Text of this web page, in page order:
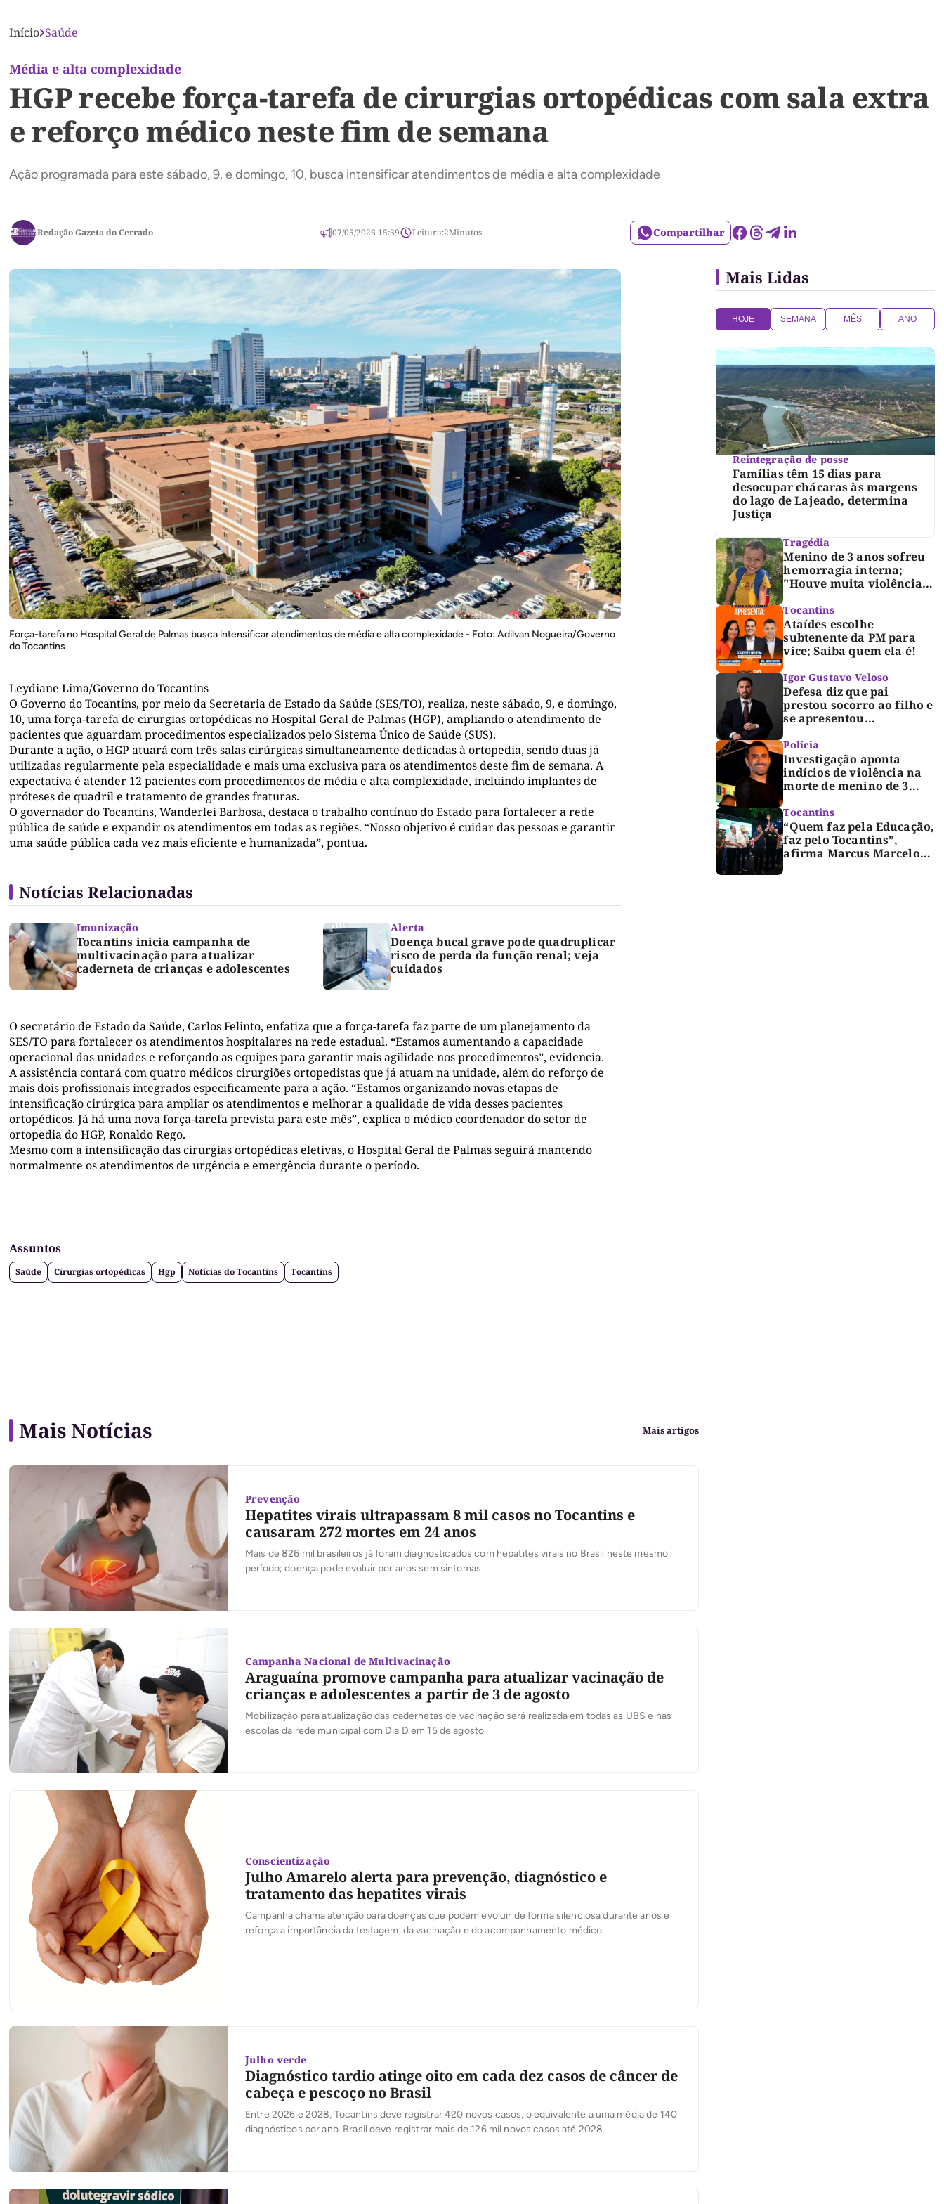
Início Saúde
Média e alta complexidade
HGP recebe força-tarefa de cirurgias ortopédicas com sala extra
e reforço médico neste fim de semana
Ação programada para este sábado, 9, e domingo, 10, busca intensificar atendimentos de média e alta complexidade
Redação Gazeta do Cerrado 07/05/2026 15:39 Leitura:2Minutos Compartilhar
Força-tarefa no Hospital Geral de Palmas busca intensificar atendimentos de média e alta complexidade - Foto: Adilvan Nogueira/Governo
do Tocantins
Leydiane Lima/Governo do Tocantins
O Governo do Tocantins, por meio da Secretaria de Estado da Saúde (SES/TO), realiza, neste sábado, 9, e domingo,
10, uma força-tarefa de cirurgias ortopédicas no Hospital Geral de Palmas (HGP), ampliando o atendimento de
pacientes que aguardam procedimentos especializados pelo Sistema Único de Saúde (SUS).
Durante a ação, o HGP atuará com três salas cirúrgicas simultaneamente dedicadas à ortopedia, sendo duas já
utilizadas regularmente pela especialidade e mais uma exclusiva para os atendimentos deste fim de semana. A
expectativa é atender 12 pacientes com procedimentos de média e alta complexidade, incluindo implantes de
próteses de quadril e tratamento de grandes fraturas.
O governador do Tocantins, Wanderlei Barbosa, destaca o trabalho contínuo do Estado para fortalecer a rede
pública de saúde e expandir os atendimentos em todas as regiões. “Nosso objetivo é cuidar das pessoas e garantir
uma saúde pública cada vez mais eficiente e humanizada”, pontua.
Notícias Relacionadas
Imunização
Tocantins inicia campanha de
multivacinação para atualizar
caderneta de crianças e adolescentes
Alerta
Doença bucal grave pode quadruplicar
risco de perda da função renal; veja
cuidados
O secretário de Estado da Saúde, Carlos Felinto, enfatiza que a força-tarefa faz parte de um planejamento da
SES/TO para fortalecer os atendimentos hospitalares na rede estadual. “Estamos aumentando a capacidade
operacional das unidades e reforçando as equipes para garantir mais agilidade nos procedimentos”, evidencia.
A assistência contará com quatro médicos cirurgiões ortopedistas que já atuam na unidade, além do reforço de
mais dois profissionais integrados especificamente para a ação. “Estamos organizando novas etapas de
intensificação cirúrgica para ampliar os atendimentos e melhorar a qualidade de vida desses pacientes
ortopédicos. Já há uma nova força-tarefa prevista para este mês”, explica o médico coordenador do setor de
ortopedia do HGP, Ronaldo Rego.
Mesmo com a intensificação das cirurgias ortopédicas eletivas, o Hospital Geral de Palmas seguirá mantendo
normalmente os atendimentos de urgência e emergência durante o período.
Assuntos
Saúde Cirurgias ortopédicas Hgp Notícias do Tocantins Tocantins
Mais Lidas
HOJE SEMANA MÊS ANO
Reintegração de posse
Famílias têm 15 dias para
desocupar chácaras às margens
do lago de Lajeado, determina
Justiça
Tragédia
Menino de 3 anos sofreu
hemorragia interna;
"Houve muita violência",
Tocantins
Ataídes escolhe
subtenente da PM para
vice; Saiba quem ela é!
Igor Gustavo Veloso
Defesa diz que pai
prestou socorro ao filho e
se apresentou
polícia após morte de
criança de 3 anos
Polícia
Investigação aponta
indícios de violência na
morte de menino de 3
Tocantins
“Quem faz pela Educação,
faz pelo Tocantins”,
afirma Marcus Marcelo
Mais Notícias Mais artigos
Prevenção
Hepatites virais ultrapassam 8 mil casos no Tocantins e
causaram 272 mortes em 24 anos
Mais de 826 mil brasileiros já foram diagnosticados com hepatites virais no Brasil neste mesmo
período; doença pode evoluir por anos sem sintomas
Campanha Nacional de Multivacinação
Araguaína promove campanha para atualizar vacinação de
crianças e adolescentes a partir de 3 de agosto
Mobilização para atualização das cadernetas de vacinação será realizada em todas as UBS e nas
escolas da rede municipal com Dia D em 15 de agosto
Conscientização
Julho Amarelo alerta para prevenção, diagnóstico e
tratamento das hepatites virais
Campanha chama atenção para doenças que podem evoluir de forma silenciosa durante anos e
reforça a importância da testagem, da vacinação e do acompanhamento médico
Julho verde
Diagnóstico tardio atinge oito em cada dez casos de câncer de
cabeça e pescoço no Brasil
Entre 2026 e 2028, Tocantins deve registrar 420 novos casos, o equivalente a uma média de 140
diagnósticos por ano. Brasil deve registrar mais de 126 mil novos casos até 2028.